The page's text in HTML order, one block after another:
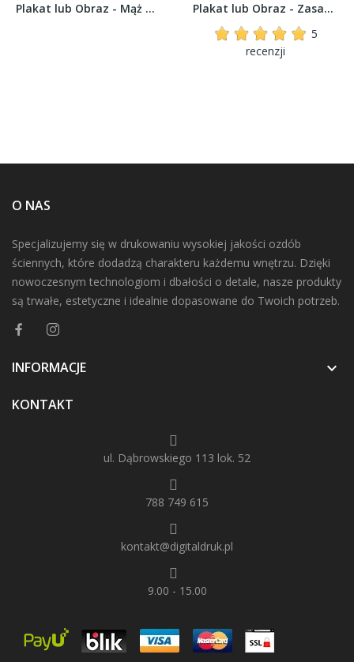
Plakat lub Obraz - Mąż wie wszystko
Plakat lub Obraz - Zasady w domu Babci i Dziadka
5
recenzji
O NAS
Specjalizujemy się w drukowaniu wysokiej jakości ozdób
ściennych, które dodadzą charakteru każdemu wnętrzu. Dzięki
nowoczesnym technologiom i dbałości o detale, nasze produkty
są trwałe, estetyczne i idealnie dopasowane do Twoich potrzeb.
INFORMACJE 
KONTAKT
ul. Dąbrowskiego 113 lok. 52
788 749 615
kontakt@digitaldruk.pl
9.00 - 15.00